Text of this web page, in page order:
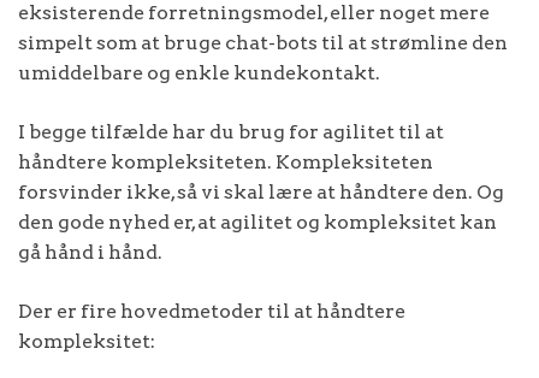
eksisterende forretningsmodel, eller noget mere
simpelt som at bruge chat-bots til at strømline den
umiddelbare og enkle kundekontakt.
I begge tilfælde har du brug for agilitet til at
håndtere kompleksiteten. Kompleksiteten
forsvinder ikke, så vi skal lære at håndtere den. Og
den gode nyhed er, at agilitet og kompleksitet kan
gå hånd i hånd.
Der er fire hovedmetoder til at håndtere
kompleksitet: